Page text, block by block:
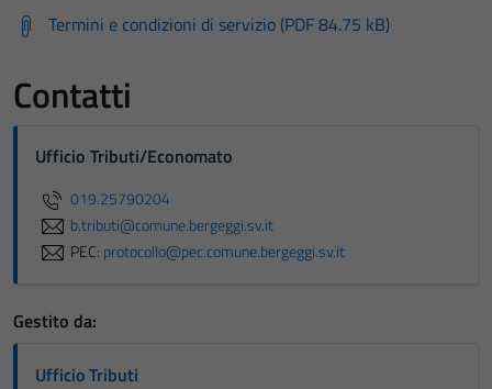
Termini e condizioni di servizio (PDF 84.75 kB)
Contatti
Ufficio Tributi/Economato
019.25790204
b.tributi@comune.bergeggi.sv.it
PEC: protocollo@pec.comune.bergeggi.sv.it
Gestito da:
Ufficio Tributi